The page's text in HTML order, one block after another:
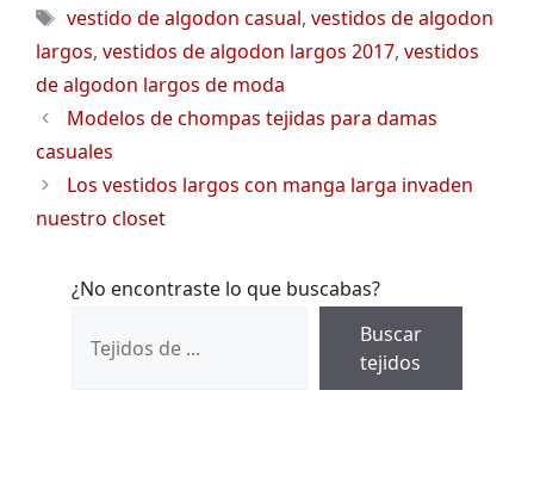
Etiquetas
vestido de algodon casual, vestidos de algodon
largos, vestidos de algodon largos 2017, vestidos
de algodon largos de moda
Modelos de chompas tejidas para damas
casuales
Los vestidos largos con manga larga invaden
nuestro closet
¿No encontraste lo que buscabas?
Buscar
tejidos